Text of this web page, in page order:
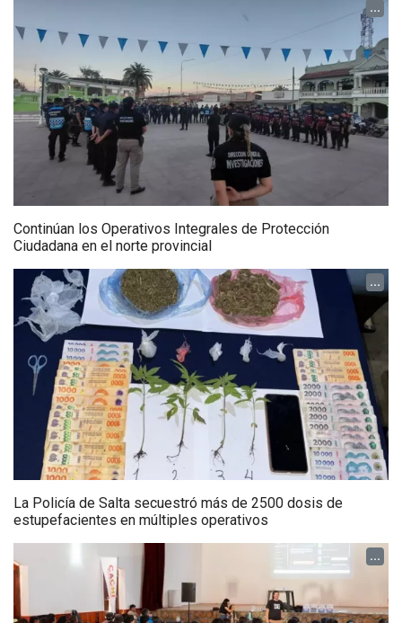
...
Continúan los Operativos Integrales de Protección
Ciudadana en el norte provincial
...
La Policía de Salta secuestró más de 2500 dosis de
estupefacientes en múltiples operativos
...